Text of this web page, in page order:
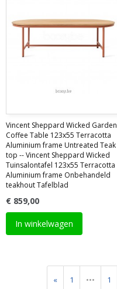
Vincent Sheppard Wicked Garden
Coffee Table 123x55 Terracotta
Aluminium frame Untreated Teak
top -- Vincent Sheppard Wicked
Tuinsalontafel 123x55 Terracotta
Aluminium frame Onbehandeld
teakhout Tafelblad
€ 859,00
In winkelwagen
« 1 ••• 1